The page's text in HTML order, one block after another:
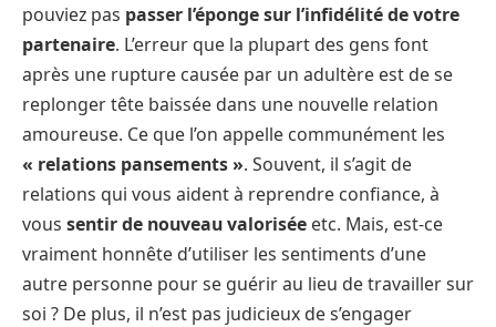
pouviez pas passer l’éponge sur l’infidélité de votre
partenaire. L’erreur que la plupart des gens font
après une rupture causée par un adultère est de se
replonger tête baissée dans une nouvelle relation
amoureuse. Ce que l’on appelle communément les
« relations pansements ». Souvent, il s’agit de
relations qui vous aident à reprendre confiance, à
vous sentir de nouveau valorisée etc. Mais, est-ce
vraiment honnête d’utiliser les sentiments d’une
autre personne pour se guérir au lieu de travailler sur
soi ? De plus, il n’est pas judicieux de s’engager